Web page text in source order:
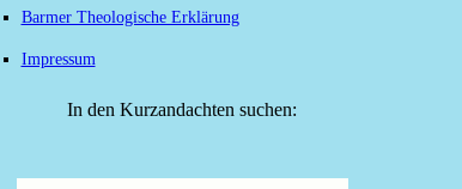
Barmer Theologische Erklärung
Impressum
In den Kurzandachten suchen: